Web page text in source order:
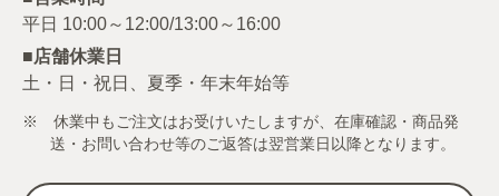
■店舗休業日
土・日・祝日、夏季・年末年始等
※ 休業中もご注文はお受けいたしますが、在庫確認・商品発
送・お問い合わせ等のご返答は翌営業日以降となります。